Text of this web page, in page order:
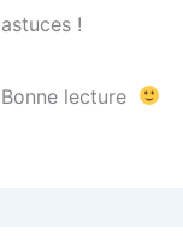
astuces !
Bonne lecture